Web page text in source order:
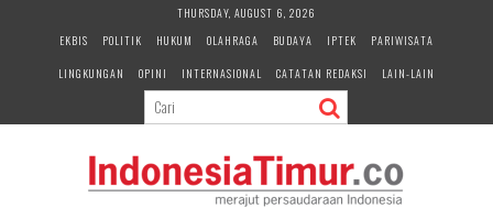
THURSDAY, AUGUST 6, 2026
EKBIS
POLITIK HUKUM OLAHRAGA BUDAYA IPTEK
PARIWISATA
LINGKUNGAN
OPINI INTERNASIONAL CATATAN REDAKSI LAIN-LAIN